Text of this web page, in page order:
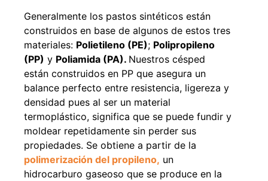
Generalmente los pastos sintéticos están
construidos en base de algunos de estos tres
materiales: Polietileno (PE); Polipropileno
(PP) y Poliamida (PA). Nuestros césped
están construidos en PP que asegura un
balance perfecto entre resistencia, ligereza y
densidad pues al ser un material
termoplástico, significa que se puede fundir y
moldear repetidamente sin perder sus
propiedades. Se obtiene a partir de la
polimerización del propileno, un
hidrocarburo gaseoso que se produce en la